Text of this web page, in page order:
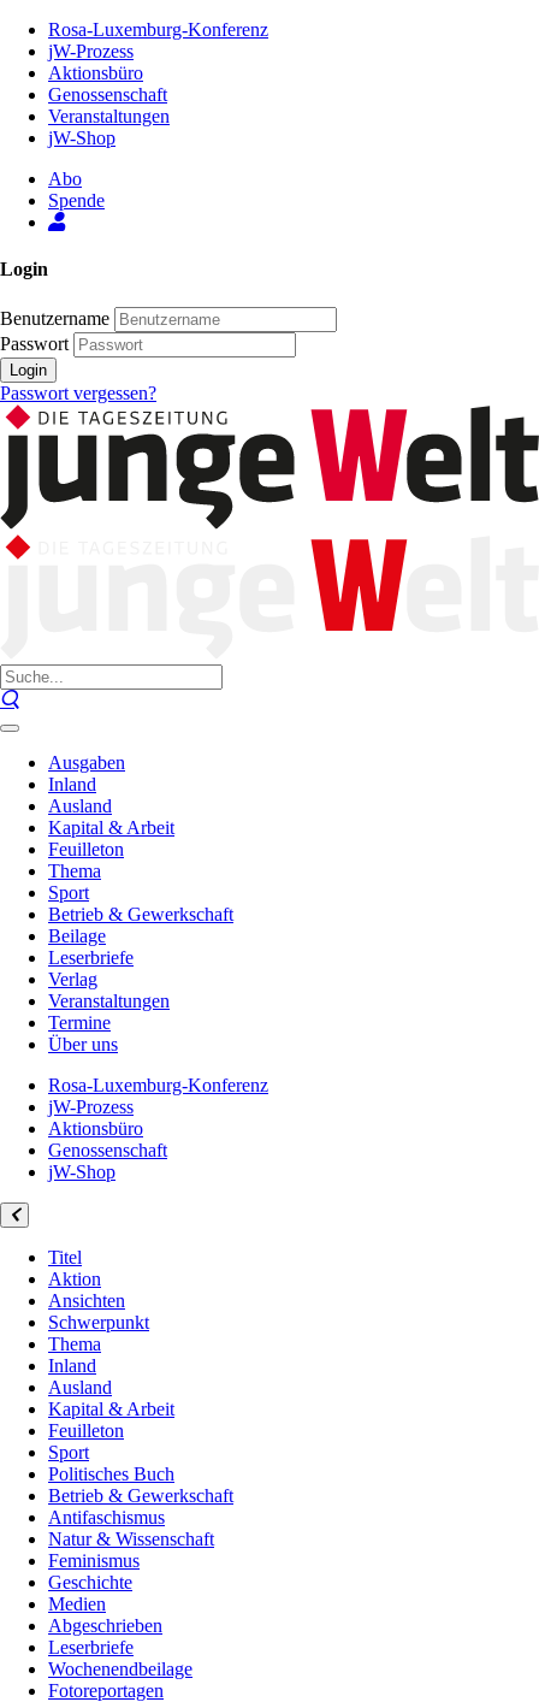
Inhalt
Seite
Rosa-Luxemburg-Konferenz
jW-Prozess
Aktionsbüro
Genossenschaft
Veranstaltungen
jW-Shop
Abo
Spende
Login
Benutzername
Passwort
Login
Passwort vergessen?
Ausgaben
Inland
Ausland
Kapital & Arbeit
Feuilleton
Thema
Sport
Betrieb & Gewerkschaft
Beilage
Leserbriefe
Verlag
Veranstaltungen
Termine
Über uns
Rosa-Luxemburg-Konferenz
jW-Prozess
Aktionsbüro
Genossenschaft
jW-Shop
Titel
Aktion
Ansichten
Schwerpunkt
Thema
Inland
Ausland
Kapital & Arbeit
Feuilleton
Sport
Politisches Buch
Betrieb & Gewerkschaft
Antifaschismus
Natur & Wissenschaft
Feminismus
Geschichte
Medien
Abgeschrieben
Leserbriefe
Wochenendbeilage
Fotoreportagen